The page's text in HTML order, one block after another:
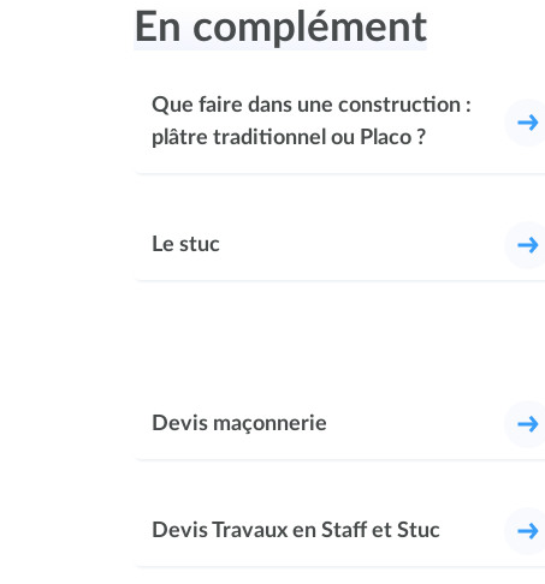
En complément
Que faire dans une construction :
plâtre traditionnel ou Placo ?
Le stuc
Devis maçonnerie
Devis Travaux en Staff et Stuc